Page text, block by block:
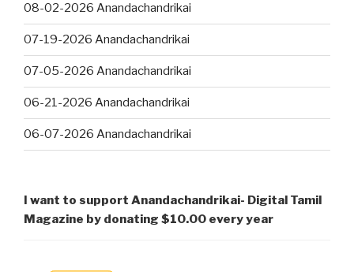
08-02-2026 Anandachandrikai
07-19-2026 Anandachandrikai
07-05-2026 Anandachandrikai
06-21-2026 Anandachandrikai
06-07-2026 Anandachandrikai
I want to support Anandachandrikai- Digital Tamil
Magazine by donating $10.00 every year